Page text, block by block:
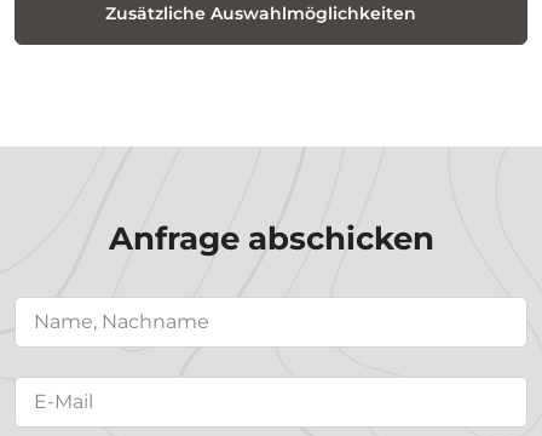
Zusätzliche Auswahlmöglichkeiten
Anfrage abschicken